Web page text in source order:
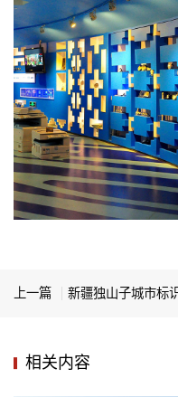
上一篇 新疆独山子城市标
相关内容